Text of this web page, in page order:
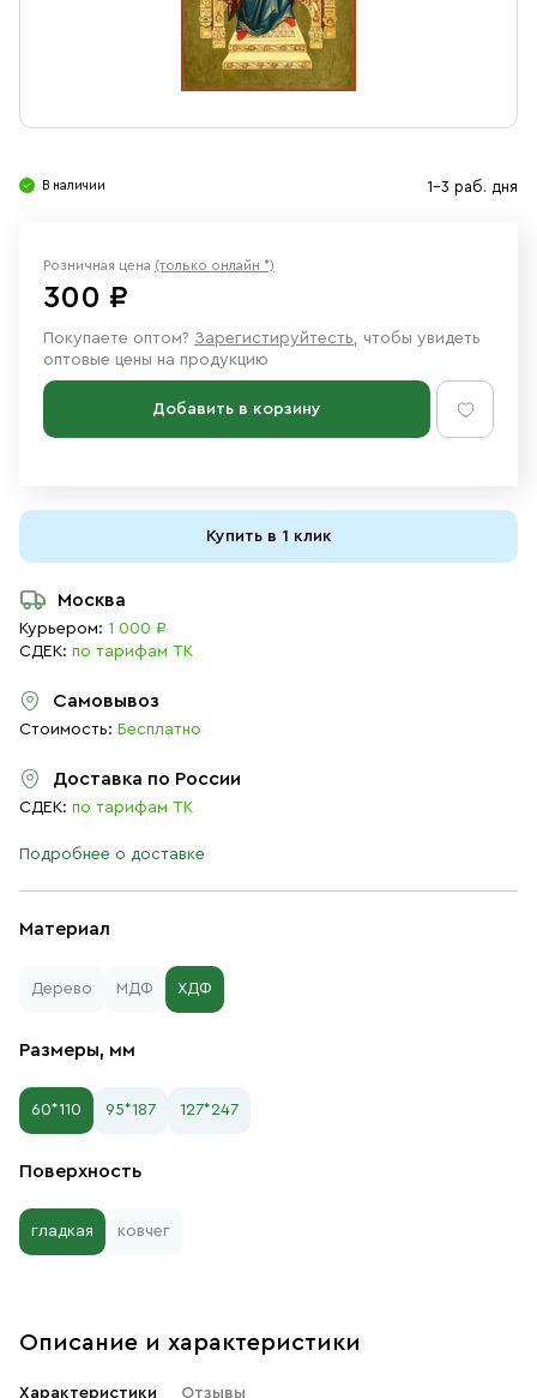
В наличии 1-3 раб. дня
Материал
Дерево МДФ ХДФ
Размеры, мм
60*110 95*187 127*247
Поверхность
гладкая ковчег
Розничная цена (только онлайн *)
300 ₽
Покупаете оптом? Зарегистируйтесть, чтобы увидеть
оптовые цены на продукцию
Добавить в корзину
Купить в 1 клик
Москва
Курьером: 1 000 ₽
СДЕК: по тарифам ТК
Самовывоз
Стоимость: Бесплатно
Доставка по России
СДЕК: по тарифам ТК
Подробнее о доставке
Описание и характеристики
Характеристики Отзывы